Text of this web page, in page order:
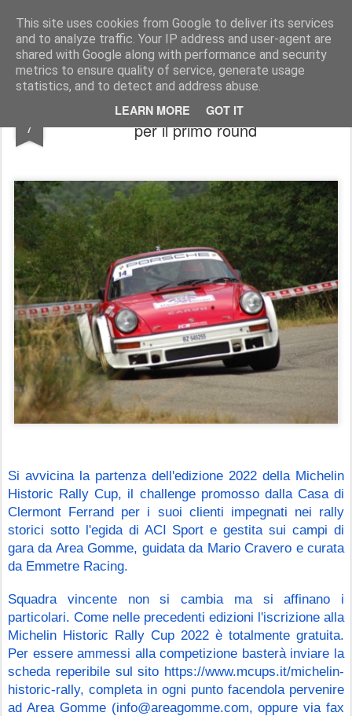
This site uses cookies from Google to deliver its services
and to analyze traffic. Your IP address and user-agent are
shared with Google along with performance and security
metrics to ensure quality of service, generate usage
statistics, and to detect and address abuse.
LEARN MORE GOT IT
AutoMotoCorse. Motorsport Random News 280912
7
Michelin Historic Rally Cup 2022 pronta
per il primo round
Si avvicina la partenza dell'edizione 2022 della Michelin
Historic Rally Cup, il challenge promosso dalla Casa di
Clermont Ferrand per i suoi clienti impegnati nei rally
storici sotto l'egida di ACI Sport e gestita sui campi di
gara da Area Gomme, guidata da Mario Cravero e curata
da Emmetre Racing.
Squadra vincente non si cambia ma si affinano i
particolari. Come nelle precedenti edizioni l'iscrizione alla
Michelin Historic Rally Cup 2022 è totalmente gratuita.
Per essere ammessi alla competizione basterà inviare la
scheda reperibile sul sito https://www.mcups.it/michelin-
historic-rally, completa in ogni punto facendola pervenire
ad Area Gomme (info@areagomme.com, oppure via fax